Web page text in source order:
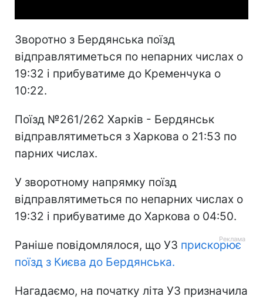
Зворотно з Бердянська поїзд
відправлятиметься по непарних числах о
19:32 і прибуватиме до Кременчука о
10:22.
Поїзд №261/262 Харків - Бердянськ
відправлятиметься з Харкова о 21:53 по
парних числах.
У зворотному напрямку поїзд
відправлятиметься по непарних числах о
19:32 і прибуватиме до Харкова о 04:50.
Раніше повідомлялося, що УЗ прискорює
поїзд з Києва до Бердянська.
Нагадаємо, на початку літа УЗ призначила